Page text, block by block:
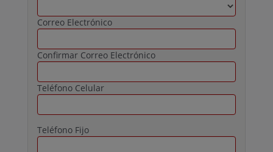
Correo Electrónico
Confirmar Correo Electrónico
Teléfono Celular
Teléfono Fijo